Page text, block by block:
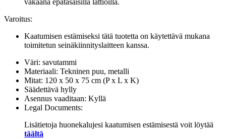
vakaana epätasaisilla lattioilla.
Varoitus:
Kaatumisen estämiseksi tätä tuotetta on käytettävä mukana
toimitetun seinäkiinnityslaitteen kanssa.
Väri: savutammi
Materiaali: Tekninen puu, metalli
Mitat: 120 x 50 x 75 cm (P x L x K)
Säädettävä hylly
Asennus vaaditaan: Kyllä
Legal Documents:
Lisätietoja huonekalujesi kaatumisen estämisestä voit löytää
täältä